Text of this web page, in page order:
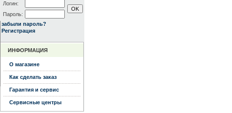
Логин:
Пароль:
забыли пароль?
Регистрация
ИНФОРМАЦИЯ
О магазине
Как сделать заказ
Гарантия и сервис
Сервисные центры